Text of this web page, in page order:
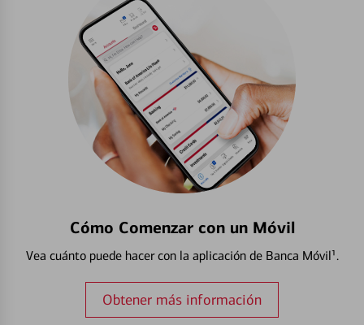
Cómo Comenzar con un Móvil
Vea cuánto puede hacer con la aplicación de Banca Móvil¹.
Obtener más información